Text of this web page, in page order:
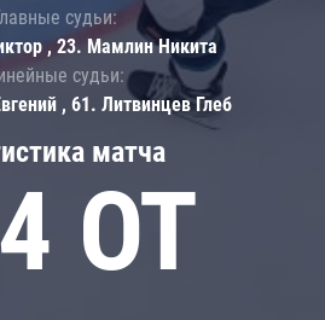
матча
ОТ
судьи:
, 23. Мамлин Никита
судьи:
, 61. Литвинцев Глеб